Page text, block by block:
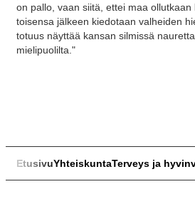
on pallo, vaan siitä, ettei maa ollutkaan
toisensa jälkeen kiedotaan valheiden
totuus näyttää kansan silmissä
mielipuolilta."
EtusivuYhteiskuntaTerveys ja